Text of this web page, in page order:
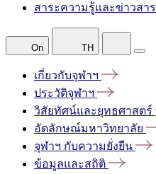
สาระความรู้และข่าวสาร
On TH
เกี่ยวกับจุฬาฯ
ประวัติจุฬาฯ
วิสัยทัศน์และยุทธศาสตร์
อัตลักษณ์มหาวิทยาลัย
จุฬาฯ กับความยั่งยืน
ข้อมูลและสถิติ